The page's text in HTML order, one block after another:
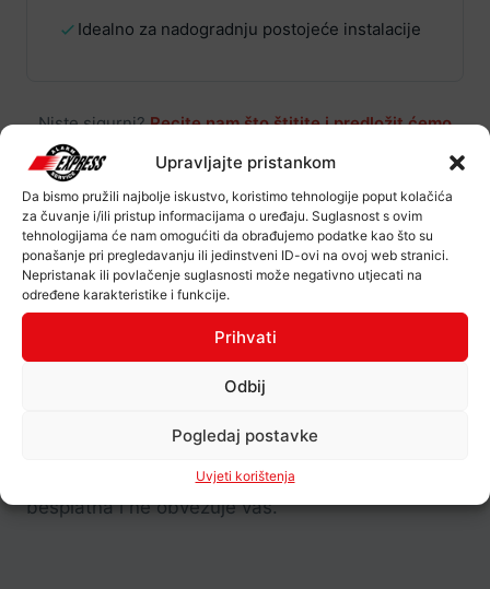
Upravljajte pristankom
Da bismo pružili najbolje iskustvo, koristimo tehnologije poput kolačića
za čuvanje i/ili pristup informacijama o uređaju. Suglasnost s ovim
tehnologijama će nam omogućiti da obrađujemo podatke kao što su
ponašanje pri pregledavanju ili jedinstveni ID-ovi na ovoj web stranici.
Nepristanak ili povlačenje suglasnosti može negativno utjecati na
određene karakteristike i funkcije.
Prihvati
Odbij
Pogledaj postavke
Uvjeti korištenja
Idealno za nadogradnju postojeće instalacije
Niste sigurni?Recite nam što štitite i predložit ćemo
Od poziva do ugrađenog sustava
Jasan proces bez skrivenih troškova. Procjena je
besplatna i ne obvezuje vas.